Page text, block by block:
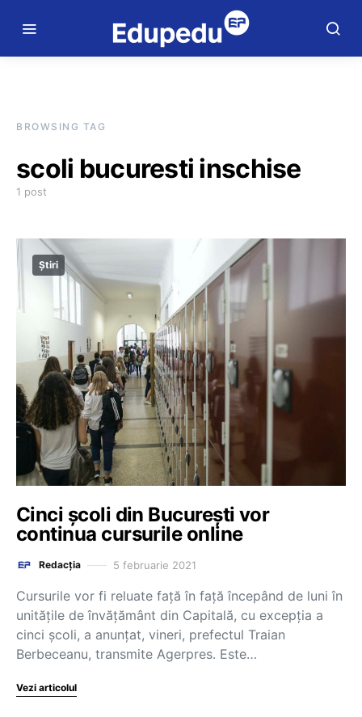
BROWSING TAG
scoli bucuresti inschise
1 post
Știri
Cinci școli din Bucureşti vor
continua cursurile online
Redacția 5 februarie 2021
Cursurile vor fi reluate faţă în faţă începând de luni în
unităţile de învăţământ din Capitală, cu excepţia a
cinci şcoli, a anunţat, vineri, prefectul Traian
Berbeceanu, transmite Agerpres. Este…
Vezi articolul